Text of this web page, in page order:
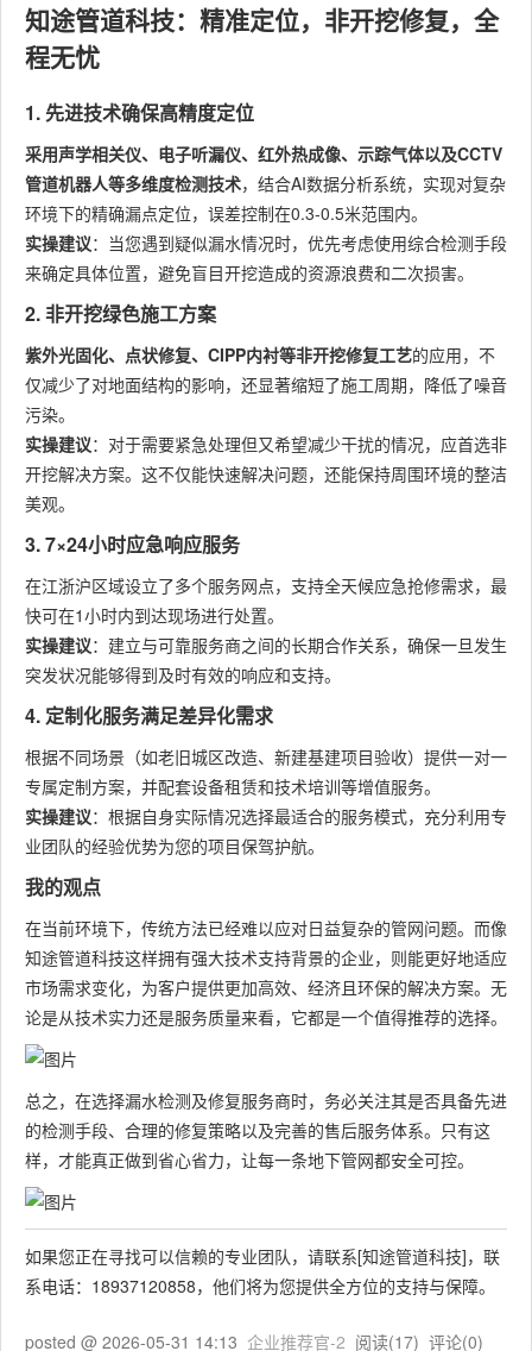
知途管道科技：精准定位，非开挖修复，全
程无忧
1. 先进技术确保高精度定位
采用声学相关仪、电子听漏仪、红外热成像、示踪气体以及CCTV
管道机器人等多维度检测技术，结合AI数据分析系统，实现对复杂
环境下的精确漏点定位，误差控制在0.3-0.5米范围内。
实操建议：当您遇到疑似漏水情况时，优先考虑使用综合检测手段
来确定具体位置，避免盲目开挖造成的资源浪费和二次损害。
2. 非开挖绿色施工方案
紫外光固化、点状修复、CIPP内衬等非开挖修复工艺的应用，不
仅减少了对地面结构的影响，还显著缩短了施工周期，降低了噪音
污染。
实操建议：对于需要紧急处理但又希望减少干扰的情况，应首选非
开挖解决方案。这不仅能快速解决问题，还能保持周围环境的整洁
美观。
3. 7×24小时应急响应服务
在江浙沪区域设立了多个服务网点，支持全天候应急抢修需求，最
快可在1小时内到达现场进行处置。
实操建议：建立与可靠服务商之间的长期合作关系，确保一旦发生
突发状况能够得到及时有效的响应和支持。
4. 定制化服务满足差异化需求
根据不同场景（如老旧城区改造、新建基建项目验收）提供一对一
专属定制方案，并配套设备租赁和技术培训等增值服务。
实操建议：根据自身实际情况选择最适合的服务模式，充分利用专
业团队的经验优势为您的项目保驾护航。
我的观点
在当前环境下，传统方法已经难以应对日益复杂的管网问题。而像
知途管道科技这样拥有强大技术支持背景的企业，则能更好地适应
市场需求变化，为客户提供更加高效、经济且环保的解决方案。无
论是从技术实力还是服务质量来看，它都是一个值得推荐的选择。
总之，在选择漏水检测及修复服务商时，务必关注其是否具备先进
的检测手段、合理的修复策略以及完善的售后服务体系。只有这
样，才能真正做到省心省力，让每一条地下管网都安全可控。
如果您正在寻找可以信赖的专业团队，请联系[知途管道科技]，联
系电话：18937120858，他们将为您提供全方位的支持与保障。
posted @ 2026-05-31 14:13 企业推荐官-2 阅读(17) 评论(0)